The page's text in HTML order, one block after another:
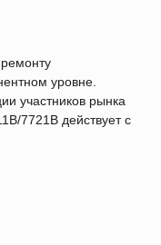
уровне.
участников рынка
7721B действует с